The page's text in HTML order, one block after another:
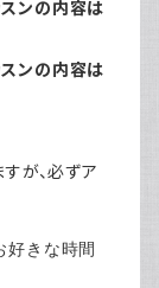
ンの内容は
ンの内容は
が、必ずア
好きな時間